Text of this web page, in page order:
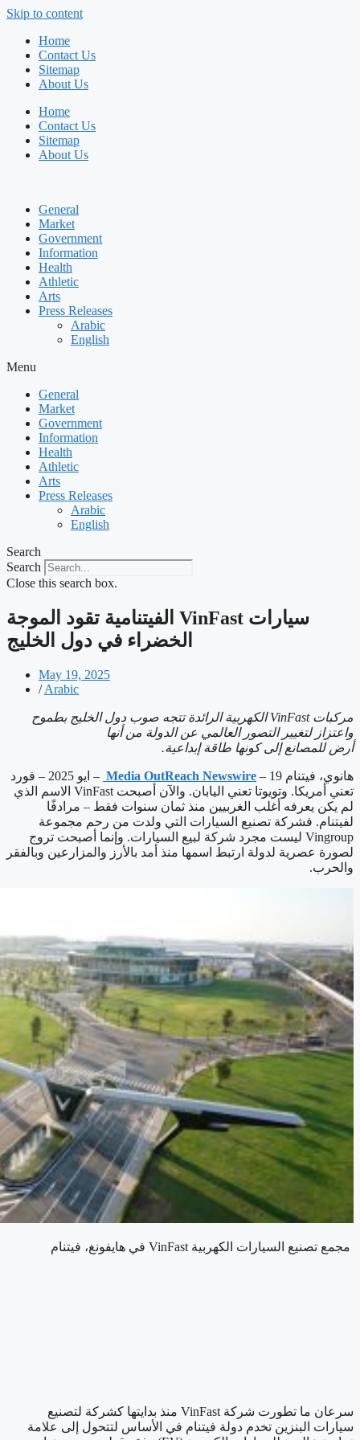
Skip to content
Home
Contact Us
Sitemap
About Us
Home
Contact Us
Sitemap
About Us
General
Market
Government
Information
Health
Athletic
Arts
Press Releases
Arabic
English
Menu
General
Market
Government
Information
Health
Athletic
Arts
Press Releases
Arabic
English
Search
Search
Close this search box.
‫سيارات VinFast الفيتنامية تقود الموجة
الخضراء في دول الخليج
May 19, 2025
/ Arabic
مركباتVinFastالكهربية الرائدة تتجه صوب دول الخليج بطموح
واعتزاز لتغيير التصور العالمي عن الدولة من أنها
أرض للمصانع إلى كونها طاقة إبداعية.
هانوي، فيتنام 19 – Media OutReach Newswire
– ايو 2025 – فورد
تعني أمريكا. وتويوتا تعني اليابان. والآن أصبحت VinFast الاسم الذي
لم يكن يعرفه أغلب الغربيين منذ ثمان سنوات فقط – مرادفًا
لفيتنام. فشركة تصنيع السيارات التي ولدت من رحم مجموعة
Vingroup ليست مجرد شركة لبيع السيارات. وإنما أصبحت تروج
لصورة عصرية لدولة ارتبط اسمها منذ أمد بالأرز والمزارعين وبالفقر
والحرب.
مجمع تصنيع السيارات الكهربية VinFast في هايفونغ، فيتنام
سرعان ما تطورت شركة VinFast منذ بدايتها كشركة لتصنيع
سيارات البنزين تخدم دولة فيتنام في الأساس لتتحول إلى علامة